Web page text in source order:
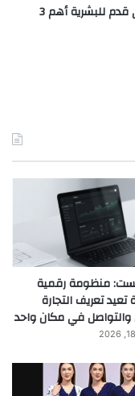
نيكولا تسلا المخترع الذي قدم للبشرية أهم 3
منظومة رقمية
تعيد تعريف التجارة
في مكان واحد